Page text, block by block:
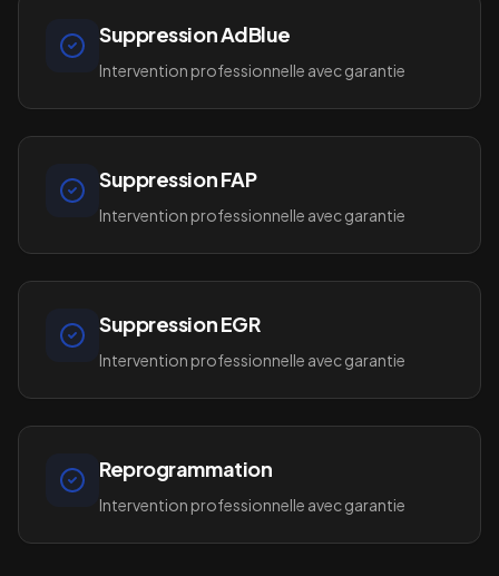
Suppression AdBlue
Intervention professionnelle avec garantie
Suppression FAP
Intervention professionnelle avec garantie
Suppression EGR
Intervention professionnelle avec garantie
Reprogrammation
Intervention professionnelle avec garantie